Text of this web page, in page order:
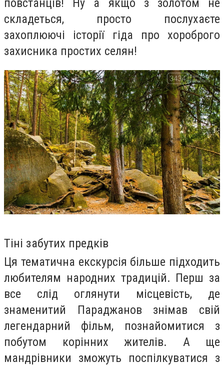
повстанців! Ну а якщо з золотом не
складеться, просто послухаєте
захоплюючі історії гіда про хороброго
захисника простих селян!
Тіні забутих предків
Ця тематична екскурсія більше підходить
любителям народних традицій. Перш за
все слід оглянути місцевість, де
знаменитий Параджанов знімав свій
легендарний фільм, познайомитися з
побутом корінних жителів. А ще
мандрівники зможуть поспілкуватися з